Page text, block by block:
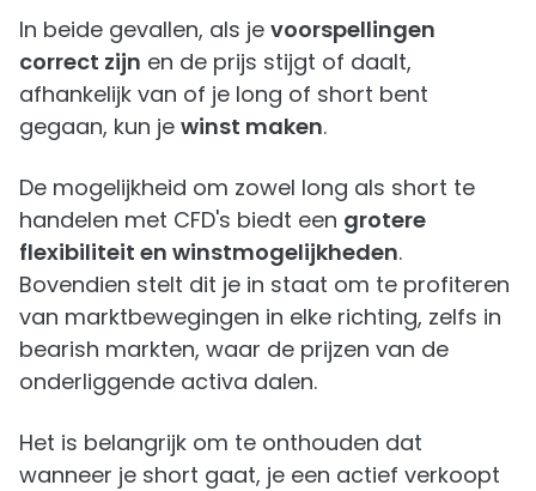
In beide gevallen, als je voorspellingen
correct zijn en de prijs stijgt of daalt,
afhankelijk van of je long of short bent
gegaan, kun je winst maken.
De mogelijkheid om zowel long als short te
handelen met CFD's biedt een grotere
flexibiliteit en winstmogelijkheden.
Bovendien stelt dit je in staat om te profiteren
van marktbewegingen in elke richting, zelfs in
bearish markten, waar de prijzen van de
onderliggende activa dalen.
Het is belangrijk om te onthouden dat
wanneer je short gaat, je een actief verkoopt